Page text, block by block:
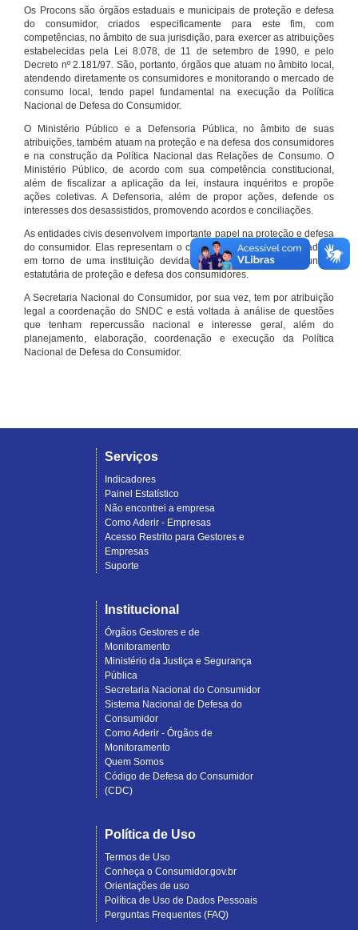
Os Procons são órgãos estaduais e municipais de proteção e defesa
do consumidor, criados especificamente para este fim, com
competências, no âmbito de sua jurisdição, para exercer as atribuições
estabelecidas pela Lei 8.078, de 11 de setembro de 1990, e pelo
Decreto nº 2.181/97. São, portanto, órgãos que atuam no âmbito local,
atendendo diretamente os consumidores e monitorando o mercado de
consumo local, tendo papel fundamental na execução da Política
Nacional de Defesa do Consumidor.
O Ministério Público e a Defensoria Pública, no âmbito de suas
atribuições, também atuam na proteção e na defesa dos consumidores
e na construção da Política Nacional das Relações de Consumo. O
Ministério Público, de acordo com sua competência constitucional,
além de fiscalizar a aplicação da lei, instaura inquéritos e propõe
ações coletivas. A Defensoria, além de propor ações, defende os
interesses dos desassistidos, promovendo acordos e conciliações.
As entidades civis desenvolvem importante papel na proteção e defesa
do consumidor. Elas representam o conjunto organizado de cidadãos
em torno de uma instituição devidamente registrada e com função
estatutária de proteção e defesa dos consumidores.
A Secretaria Nacional do Consumidor, por sua vez, tem por atribuição
legal a coordenação do SNDC e está voltada à análise de questões
que tenham repercussão nacional e interesse geral, além do
planejamento, elaboração, coordenação e execução da Política
Nacional de Defesa do Consumidor.
Serviços
Indicadores
Painel Estatístico
Não encontrei a empresa
Como Aderir - Empresas
Acesso Restrito para Gestores e
Empresas
Suporte
Institucional
Órgãos Gestores e de
Monitoramento
Ministério da Justiça e Segurança
Pública
Secretaria Nacional do Consumidor
Sistema Nacional de Defesa do
Consumidor
Como Aderir - Órgãos de
Monitoramento
Quem Somos
Código de Defesa do Consumidor
(CDC)
Política de Uso
Termos de Uso
Conheça o Consumidor.gov.br
Orientações de uso
Política de Uso de Dados Pessoais
Perguntas Frequentes (FAQ)